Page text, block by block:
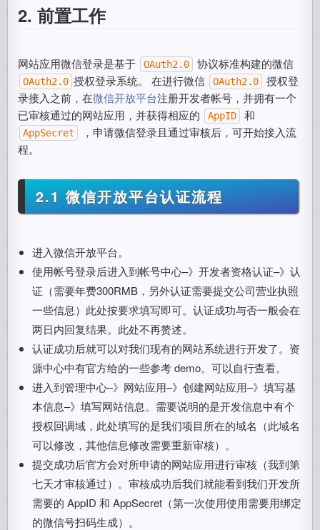
2. 前置工作
网站应用微信登录是基于 OAuth2.0 协议标准构建的微信
OAuth2.0 授权登录系统。 在进行微信 OAuth2.0
授权登
录接入之前，在微信开放平台注册开发者帐号，并拥有一个
已审核通过的网站应用，并获得相应的
AppID 和
AppSecret
，申请微信登录且通过审核后，可开始接入流
程。
2.1 微信开放平台认证流程
进入微信开放平台。
使用帐号登录后进入到帐号中心–》开发者资格认证–》认
证（需要年费300RMB，另外认证需要提交公司营业执照
一些信息）此处按要求填写即可。认证成功与否一般会在
两日内回复结果。此处不再赘述。
认证成功后就可以对我们现有的网站系统进行开发了。资
源中心中有官方给的一些参考 demo。可以自行查看。
进入到管理中心–》网站应用–》创建网站应用–》填写基
本信息–》填写网站信息。需要说明的是开发信息中有个
授权回调域，此处填写的是我们项目所在的域名（此域名
可以修改，其他信息修改需要重新审核）。
提交成功后官方会对所申请的网站应用进行审核（我到第
七天才审核通过）。审核成功后我们就能看到我们开发所
需要的 AppID 和 AppSecret（第一次使用使用需要用绑定
的微信号扫码生成）。